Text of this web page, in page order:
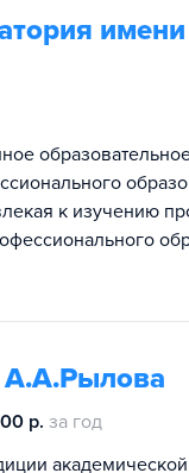
к изучению
А.А.Рылова
р. за год